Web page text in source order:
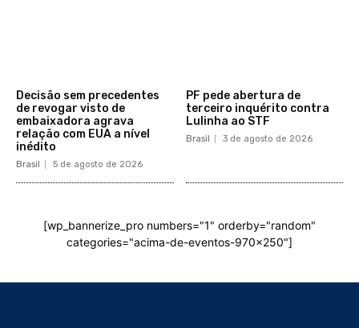
Decisão sem precedentes
de revogar visto de
embaixadora agrava
relação com EUA a nível
inédito
Brasil 5 de agosto de 2026
PF pede abertura de
terceiro inquérito contra
Lulinha ao STF
Brasil 3 de agosto de 2026
[wp_bannerize_pro numbers="1" orderby="random"
categories="acima-de-eventos-970x250"]